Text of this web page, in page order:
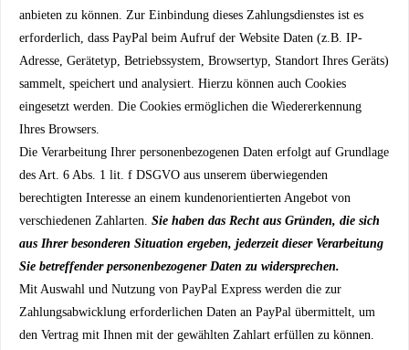
anbieten zu können. Zur Einbindung dieses Zahlungsdienstes ist es
erforderlich, dass PayPal beim Aufruf der Website Daten (z.B. IP-
Adresse, Gerätetyp, Betriebssystem, Browsertyp, Standort Ihres Geräts)
sammelt, speichert und analysiert. Hierzu können auch Cookies
eingesetzt werden. Die Cookies ermöglichen die Wiedererkennung
Ihres Browsers.
Die Verarbeitung Ihrer personenbezogenen Daten erfolgt auf Grundlage
des Art. 6 Abs. 1 lit. f DSGVO aus unserem überwiegenden
berechtigten Interesse an einem kundenorientierten Angebot von
verschiedenen Zahlarten. Sie haben das Recht aus Gründen, die sich
aus Ihrer besonderen Situation ergeben, jederzeit dieser Verarbeitung
Sie betreffender personenbezogener Daten zu widersprechen.
Mit Auswahl und Nutzung von PayPal Express werden die zur
Zahlungsabwicklung erforderlichen Daten an PayPal übermittelt, um
den Vertrag mit Ihnen mit der gewählten Zahlart erfüllen zu können.